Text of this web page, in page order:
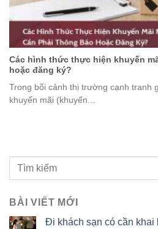
Các hình thức thực hiện khuyến
hoặc đăng ký?
Trong bối cảnh thị trường cạnh tranh
khuyến mãi (khuyến...
BÀI VIẾT MỚI
Đi khách sạn có cần khai